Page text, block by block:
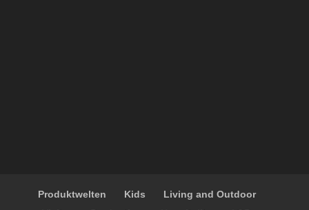
Produktwelten Kids
Living and Outdoor